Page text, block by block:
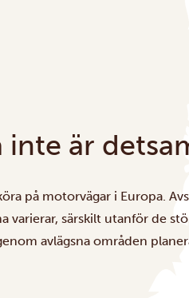
är
på motorvägar i Europa.
varierar, särskilt utanför de
avlägsna områden